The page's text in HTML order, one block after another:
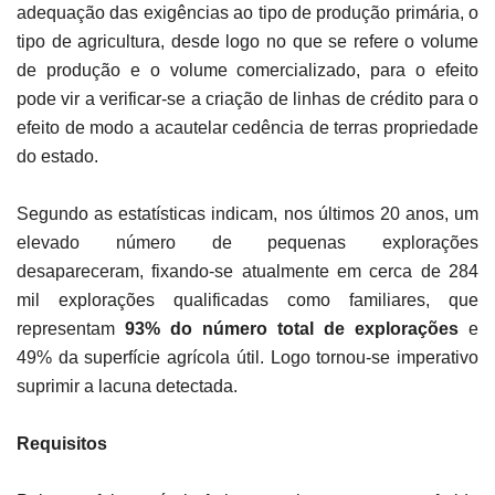
adequação das exigências ao tipo de produção primária, o
tipo de agricultura, desde logo no que se refere o volume
de produção e o volume comercializado, para o efeito
pode vir a verificar-se a criação de linhas de crédito para o
efeito de modo a acautelar cedência de terras propriedade
do estado.
Segundo as estatísticas indicam, nos últimos 20 anos, um
elevado número de pequenas explorações
desapareceram, fixando-se atualmente em cerca de 284
mil explorações qualificadas como familiares, que
representam 93% do número total de explorações e
49% da superfície agrícola útil. Logo tornou-se imperativo
suprimir a lacuna detectada.
Requisitos